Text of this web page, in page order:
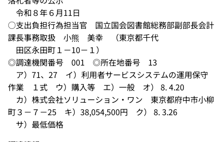
令和８年６月11日
○支出負担行為担当官 国立国会図書館総務部副部長会計
課長事務取扱 小熊 美幸 （東京都千代
田区永田町１－10－１）
◎調達機関番号 001 ◎所在地番号 13
ア）71、27 イ）利用者サービスシステムの運用保守
作業 １式 ウ）購入等 エ）一般 オ） 8. 4.20
カ）株式会社ソリューション・ワン 東京都府中市小柳
町３－７－25 キ）38,054,500円 ク） 8. 3.26
サ）最低価格